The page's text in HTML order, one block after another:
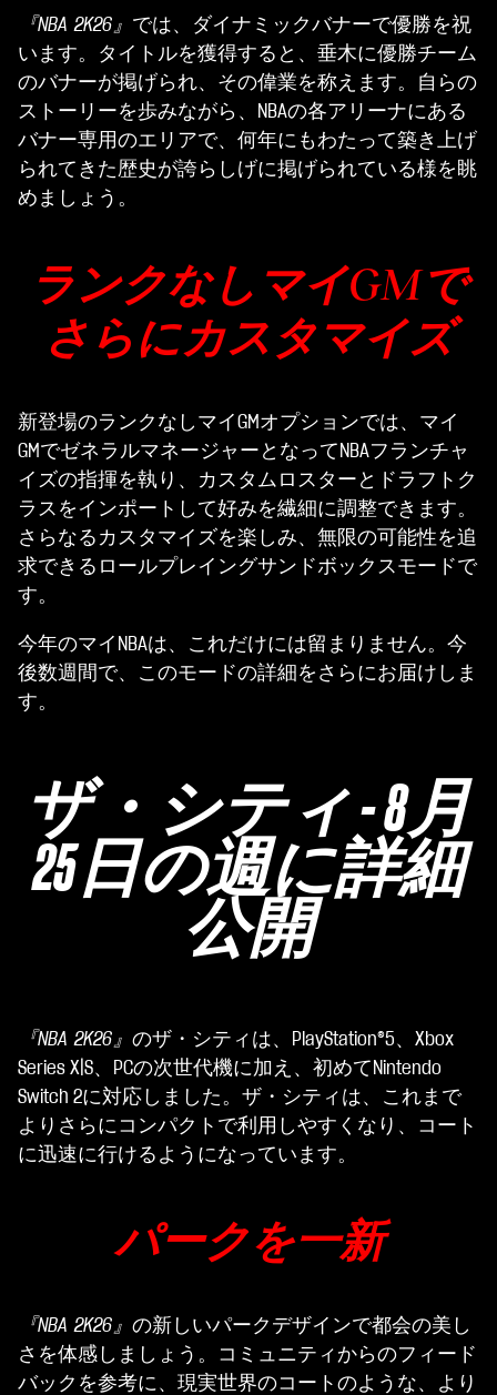
『NBA 2K26』 では、ダイナミックバナーで優勝を祝
います。タイトルを獲得すると、垂木に優勝チーム
のバナーが掲げられ、その偉業を称えます。自らの
ストーリーを歩みながら、NBAの各アリーナにある
バナー専用のエリアで、何年にもわたって築き上げ
られてきた歴史が誇らしげに掲げられている様を眺
めましょう。
ランクなしマイGMで
さらにカスタマイズ
新登場のランクなしマイGMオプションでは、マイ
GMでゼネラルマネージャーとなってNBAフランチャ
イズの指揮を執り、カスタムロスターとドラフトク
ラスをインポートして好みを繊細に調整できます。
さらなるカスタマイズを楽しみ、無限の可能性を追
求できるロールプレイングサンドボックスモードで
す。
今年のマイNBAは、これだけには留まりません。今
後数週間で、このモードの詳細をさらにお届けしま
す。
ザ・シティ - 8月
25日の週に詳細
公開
『NBA 2K26』 のザ・シティは、PlayStation®5、Xbox
Series X|S、PCの次世代機に加え、初めてNintendo
Switch 2に対応しました。ザ・シティは、これまで
よりさらにコンパクトで利用しやすくなり、コート
に迅速に行けるようになっています。
パークを一新
『NBA 2K26』 の新しいパークデザインで都会の美し
さを体感しましょう。コミュニティからのフィード
バックを参考に、現実世界のコートのような、より